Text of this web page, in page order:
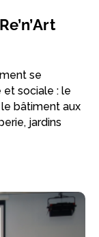
se
sociale : le
le bâtiment aux
jardins